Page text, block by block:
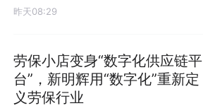
昨天08:29
劳保小店变身“数字化供应链平
台”，新明辉用“数字化”重新定
义劳保行业